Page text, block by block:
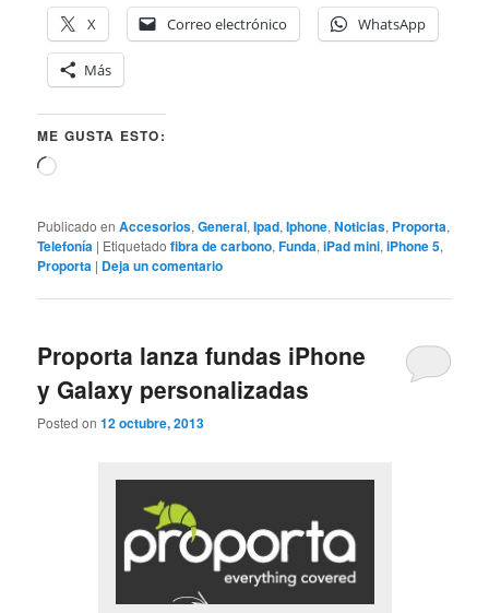
X
Correo electrónico WhatsApp
Más
ME GUSTA ESTO:
Cargando...
Publicado en Accesorios,General,Ipad,Iphone,Noticias, Proporta,
Telefonía | Etiquetado fibra de carbono,Funda,iPad mini,iPhone 5,
Proporta | Deja un comentario
Proporta lanza fundas iPhone
y Galaxy personalizadas
Posted on12 octubre, 2013